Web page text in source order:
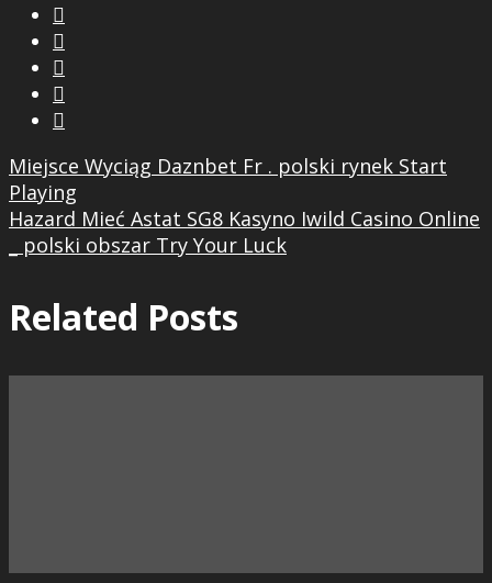





Miejsce Wyciąg Daznbet Fr . polski rynek Start
Playing
Hazard Mieć Astat SG8 Kasyno Iwild Casino Online
_ polski obszar Try Your Luck
Related Posts